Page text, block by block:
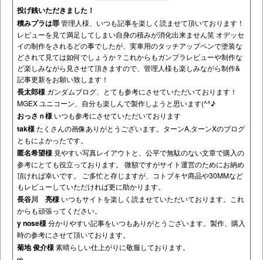
投げ銭いただきました！
積みプラは罪管理人様、いつも記事を楽しく読ませて頂いております！
レビューを見て満足してしまい自身の積みが消化出来ません笑 オデッセ
イの制作をされるどの事でしたが、実車用のタッチアップペンで塗装な
どされて見ては如何でしょうか？これからもガンプラレビューや制作な
ど楽しみながら見させて頂きますので、管理人様も楽しみながら制作&
記事更新をお願い致します！
長太郎様 ガンダムブログ、とても参考にさせていただいております！
MGEX ユニコーン、自分も楽しんで製作しようと思います(^^♪
おっさｎ様 いつも参考にさせていただいております
tak様たくさんの画像ありがとうございます。ターンA,ターンXのブログ
ともによかったです。
匿名希望様 見やすい写真レイアウトと、公平で無駄のない文章で購入の
参考にとても役立っております。 微額ですがサイト運営のためにお納め
頂ければ幸いです。 ご多忙と存じますが、コトブキヤ商品や30MMなど
もレビューしていただければ更に助かります。
長谷川 亮様 いつもサイトを楽しく読ませていただいております。これ
からも頑張ってください。
y nose様分かりやすい記事をいつもありがとうございます。製作、購入
時の参考にさせて頂いております。
菊地 俊介様素晴らしい仕上がりに敬服しております。